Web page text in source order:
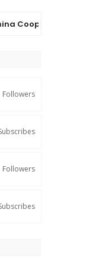
Expo 2026 เปิดเ
Followers
Followers